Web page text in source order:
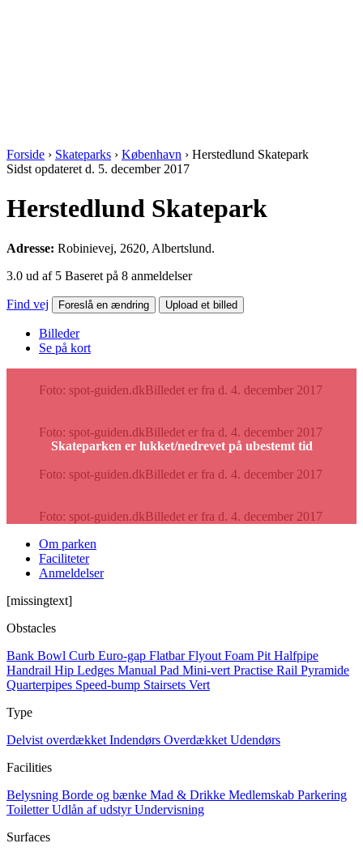
Forside › Skateparks › København › Herstedlund Skatepark
Sidst opdateret d. 5. december 2017
Herstedlund Skatepark
Adresse: Robinievej, 2620, Albertslund.
3.0 ud af 5 Baseret på 8 anmeldelser
Find vej Foreslå en ændring Upload et billed
Billeder
Se på kort
Foto: spot-guiden.dkBilledet er fra d. 4. december 2017
Foto: spot-guiden.dkBilledet er fra d. 4. december 2017
Foto: spot-guiden.dkBilledet er fra d. 4. december 2017
Foto: spot-guiden.dkBilledet er fra d. 4. december 2017
Om parken
Faciliteter
Anmeldelser
[missingtext]
Obstacles
Bank Bowl Curb Euro-gap FlatbarFlyout Foam Pit Halfpipe
Handrail Hip Ledges Manual Pad Mini-vert Practise Rail Pyramide
Quarterpipes Speed-bump Stairsets Vert
Type
Delvist overdækket Indendørs Overdækket Udendørs
Facilities
Belysning Borde og bænke Mad & Drikke Medlemskab Parkering
ToiletterUdlån af udstyrUndervisning
Surfaces